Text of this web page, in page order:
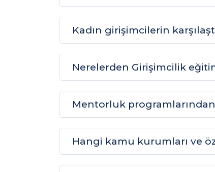
Kadın girişimcilerin
Nerelerden Girişimcilik
Mentorluk
Hangi kamu kurumları ve